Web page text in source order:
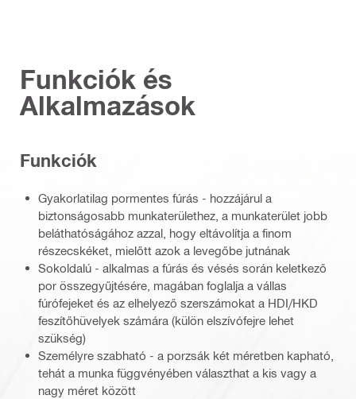
Funkciók és
Alkalmazások
Funkciók
Gyakorlatilag pormentes fúrás - hozzájárul a
biztonságosabb munkaterülethez, a munkaterület jobb
beláthatóságához azzal, hogy eltávolítja a finom
részecskéket, mielőtt azok a levegőbe jutnának
Sokoldalú - alkalmas a fúrás és vésés során keletkező
por összegyűjtésére, magában foglalja a vállas
fúrófejeket és az elhelyező szerszámokat a HDI/HKD
feszítőhüvelyek számára (külön elszívófejre lehet
szükség)
Személyre szabható - a porzsák két méretben kapható,
tehát a munka függvényében választhat a kis vagy a
nagy méret között